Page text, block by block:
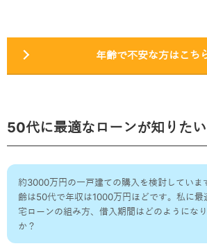
年齢で不安な方はこち
50代に最適なローンが知りた
約3000万円の一戸建ての購入を検討していま
齢は50代で年収は1000万円ほどです。私に最
宅ローンの組み方、借入期間はどのようにな
か？